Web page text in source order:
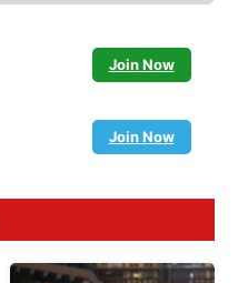
Join Now
Join Now